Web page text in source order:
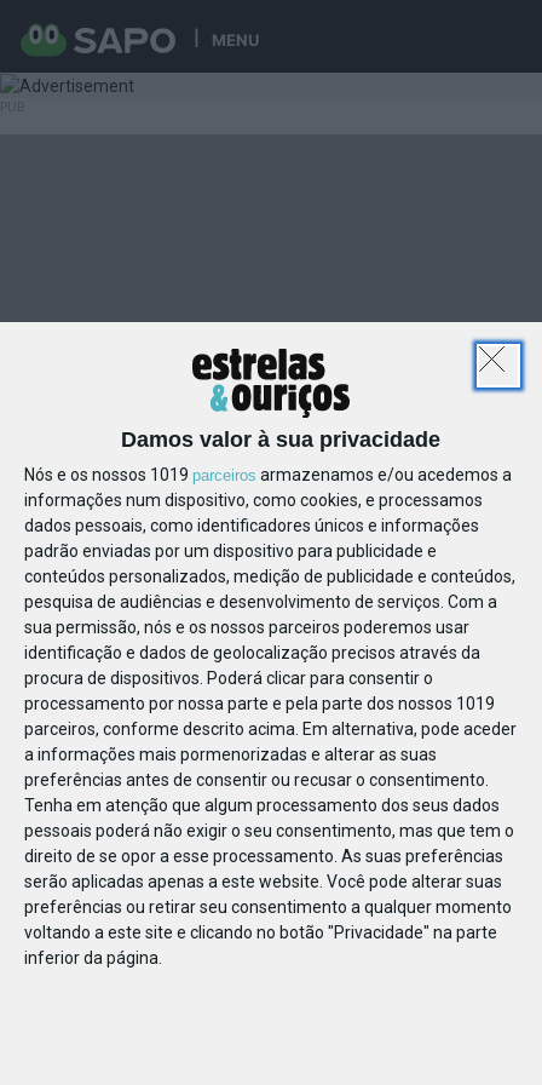
Damos valor à sua privacidade
Nós e os nossos 1019 parceiros armazenamos e/ou acedemos a
informações num dispositivo, como cookies, e processamos
dados pessoais, como identificadores únicos e informações
padrão enviadas por um dispositivo para publicidade e
conteúdos personalizados, medição de publicidade e conteúdos,
pesquisa de audiências e desenvolvimento de serviços. Com a
sua permissão, nós e os nossos parceiros poderemos usar
identificação e dados de geolocalização precisos através da
procura de dispositivos. Poderá clicar para consentir o
processamento por nossa parte e pela parte dos nossos 1019
parceiros, conforme descrito acima. Em alternativa, pode aceder
a informações mais pormenorizadas e alterar as suas
preferências antes de consentir ou recusar o consentimento.
Tenha em atenção que algum processamento dos seus dados
pessoais poderá não exigir o seu consentimento, mas que tem o
direito de se opor a esse processamento. As suas preferências
serão aplicadas apenas a este website. Você pode alterar suas
preferências ou retirar seu consentimento a qualquer momento
voltando a este site e clicando no botão "Privacidade" na parte
inferior da página.
MENU
189571887675271